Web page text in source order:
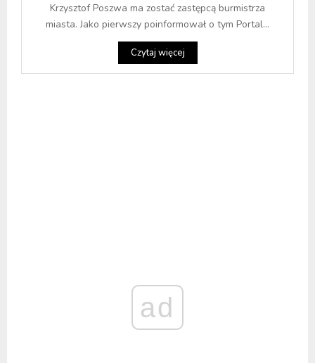
Krzysztof Poszwa ma zostać zastępcą burmistrza
miasta. Jako pierwszy poinformował o tym Portal...
Czytaj więcej
ad